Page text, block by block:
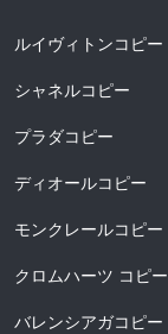
ルイヴィトンコピー
シャネルコピー
プラダコピー
ディオールコピー
モンクレールコピー
クロムハーツ コピー
バレンシアガコピー